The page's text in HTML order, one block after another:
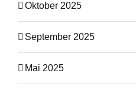
Oktober 2025
September 2025
Mai 2025